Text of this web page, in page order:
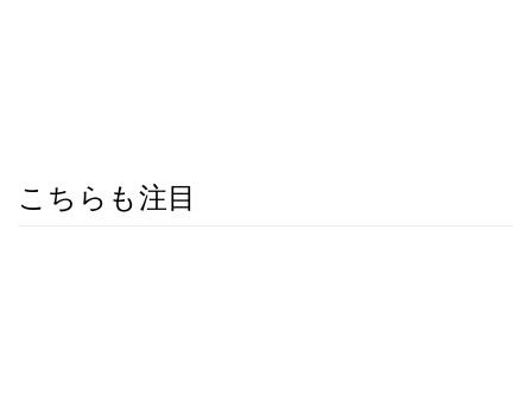
こちらも注目